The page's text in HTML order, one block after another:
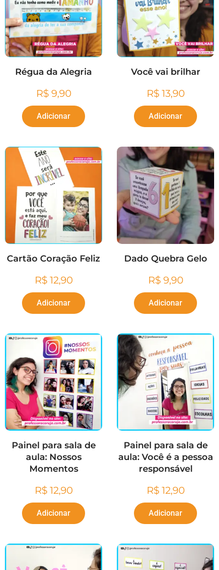
Régua da Alegria
R$9,90
Adicionar
Você vai brilhar
R$13,90
Adicionar
Cartão Coração Feliz
R$12,90
Adicionar
Dado Quebra Gelo
R$9,90
Adicionar
Painel para sala de
aula: Nossos
Momentos
R$12,90
Adicionar
Painel para sala de
aula: Você é a pessoa
responsável
R$12,90
Adicionar